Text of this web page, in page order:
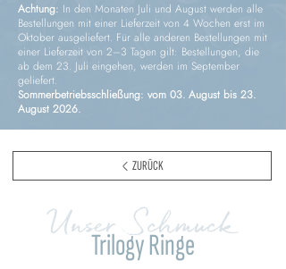
Achtung: In den Monaten Juli und August werden alle
Bestellungen mit einer Lieferzeit von 4 Wochen erst im
Oktober ausgeliefert. Für alle anderen Bestellungen mit
einer Lieferzeit von 2–3 Tagen gilt: Bestellungen, die
ab dem 23. Juli eingehen, werden im September
geliefert.
Sommerbetriebsschließung: vom 03. August bis 23.
August 2026.
ZURÜCK
Trilogy Ringe
Unser Schmuck